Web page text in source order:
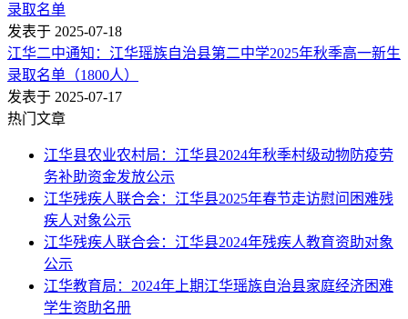
录取名单
发表于 2025-07-18
江华二中通知：江华瑶族自治县第二中学2025年秋季高一新生
录取名单（1800人）
发表于 2025-07-17
热门文章
江华县农业农村局：江华县2024年秋季村级动物防疫劳
务补助资金发放公示
江华残疾人联合会：江华县2025年春节走访慰问困难残
疾人对象公示
江华残疾人联合会：江华县2024年残疾人教育资助对象
公示
江华教育局：2024年上期江华瑶族自治县家庭经济困难
学生资助名册